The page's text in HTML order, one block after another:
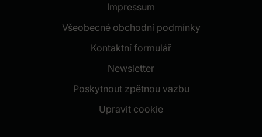
Impressum
Všeobecné obchodní podmínky
Kontaktní formulář
Newsletter(nové okno)
Poskytnout zpětnou vazbu(nové okno)
Upravit cookie